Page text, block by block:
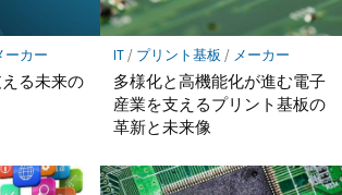
ーカー
る未来の
IT/ プリント基板/ メーカー
多様化と高機能化が進む電子
産業を支えるプリント基板の
革新と未来像